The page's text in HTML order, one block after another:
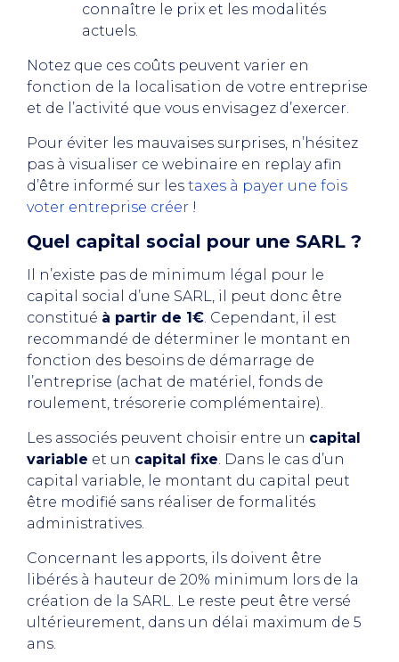
connaître le prix et les modalités
actuels.
Notez que ces coûts peuvent varier en
fonction de la localisation de votre entreprise
et de l’activité que vous envisagez d’exercer.
Pour éviter les mauvaises surprises, n’hésitez
pas à visualiser ce webinaire en replay afin
d’être informé sur les taxes à payer une fois
voter entreprise créer !
Quel capital social pour une SARL ?
Il n’existe pas de minimum légal pour le
capital social d’une SARL, il peut donc être
constitué à partir de 1€. Cependant, il est
recommandé de déterminer le montant en
fonction des besoins de démarrage de
l’entreprise (achat de matériel, fonds de
roulement, trésorerie complémentaire).
Les associés peuvent choisir entre un capital
variable et un capital fixe. Dans le cas d’un
capital variable, le montant du capital peut
être modifié sans réaliser de formalités
administratives.
Concernant les apports, ils doivent être
libérés à hauteur de 20% minimum lors de la
création de la SARL. Le reste peut être versé
ultérieurement, dans un délai maximum de 5
ans.